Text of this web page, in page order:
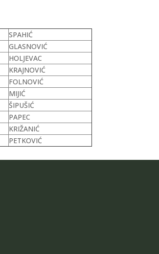
SPAHIĆ
GLASNOVIĆ
HOLJEVAC
KRAJNOVIĆ
FOLNOVIĆ
MIJIĆ
ŠIPUŠIĆ
PAPEC
KRIŽANIĆ
PETKOVIĆ